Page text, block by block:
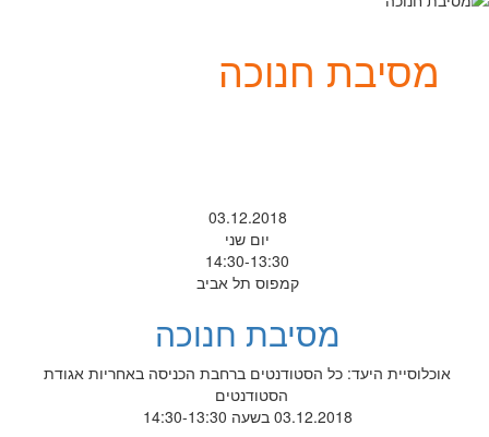
מסיבת חנוכה
03.12.2018
יום שני
14:30-13:30
קמפוס תל אביב
מסיבת חנוכה
אוכלוסיית היעד: כל הסטודנטים ברחבת הכניסה באחריות אגודת
הסטודנטים
03.12.2018 בשעה 14:30-13:30